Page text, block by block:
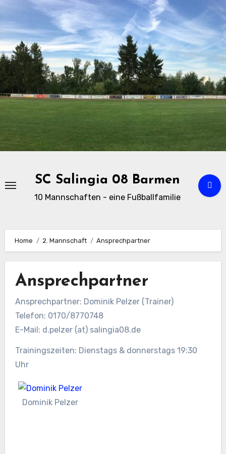
Zu
Inhalten
springen
SC Salingia 08 Barmen
10 Mannschaften - eine Fußballfamilie
Home 2. Mannschaft Ansprechpartner
Ansprechpartner
Ansprechpartner: Dominik Pelzer (Trainer)
Telefon: 0170/8770748
E-Mail: d.pelzer (at) salingia08.de
Trainingszeiten: Dienstags & donnerstags 19:30
Uhr
Dominik Pelzer